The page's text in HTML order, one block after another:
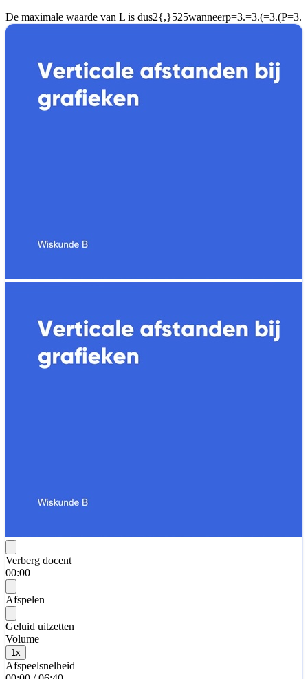
De maximale waarde van L is dus2{,}525wanneerp=3.=3.(=3.(P=3.
Verberg docent
00:00
Afspelen
Geluid uitzetten
Volume
1x
Afspeelsnelheid